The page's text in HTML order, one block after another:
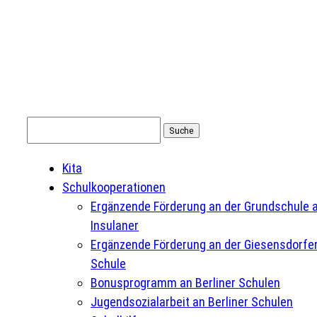
nach:
Kita
Schulkooperationen
Ergänzende Förderung an der Grundschule
Insulaner
Ergänzende Förderung an der
Schule
Bonusprogramm an Berliner Schulen
Jugendsozialarbeit an Berliner Schulen